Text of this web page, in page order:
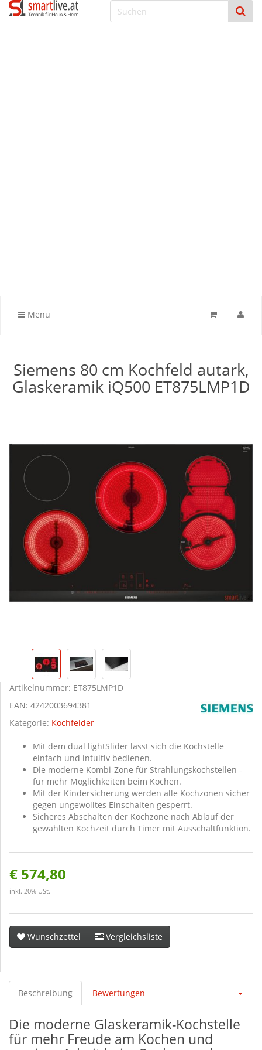
Menü
Siemens 80 cm Kochfeld autark,
Glaskeramik iQ500 ET875LMP1D
Artikelnummer: ET875LMP1D
EAN: 4242003694381
Kategorie: Kochfelder
Mit dem dual lightSlider lässt sich die Kochstelle
einfach und intuitiv bedienen.
Die moderne Kombi-Zone für Strahlungskochstellen -
für mehr Möglichkeiten beim Kochen.
Mit der Kindersicherung werden alle Kochzonen sicher
gegen ungewolltes Einschalten gesperrt.
Sicheres Abschalten der Kochzone nach Ablauf der
gewählten Kochzeit durch Timer mit Ausschaltfunktion.
€ 574,80
inkl. 20% USt.
Wunschzettel Vergleichsliste
Beschreibung Bewertungen
Die moderne Glaskeramik-Kochstelle
für mehr Freude am Kochen und